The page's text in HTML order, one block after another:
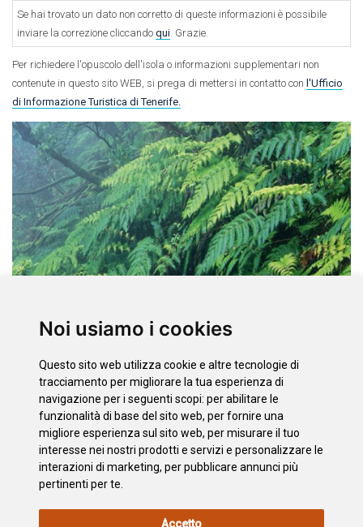
Noi usiamo i cookies
Questo sito web utilizza cookie e altre tecnologie di
tracciamento per migliorare la tua esperienza di
navigazione per i seguenti scopi: per abilitare le
funzionalità di base del sito web, per fornire una
migliore esperienza sul sito web, per misurare il tuo
interesse nei nostri prodotti e servizi e personalizzare le
interazioni di marketing, per pubblicare annunci più
pertinenti per te
Accetto
Opzioni
Lista di Alloggi
Lista dei Ristoranti
Ricerca Alloggio
Cerca Ristoranti
Se hai trovato un dato non corretto di queste informazioni è possibile
inviare la correzione cliccando qui. Grazie.
Per richiedere l'opuscolo dell'isola o informazioni supplementari non
contenute in questo sito WEB, si prega di mettersi in contatto con l'Ufficio
di Informazione Turistica di Tenerife.